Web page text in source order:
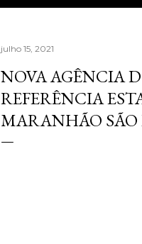
julho 15, 2021
NOVA AGÊNCIA
REFERÊNCIA
MARANHÃO